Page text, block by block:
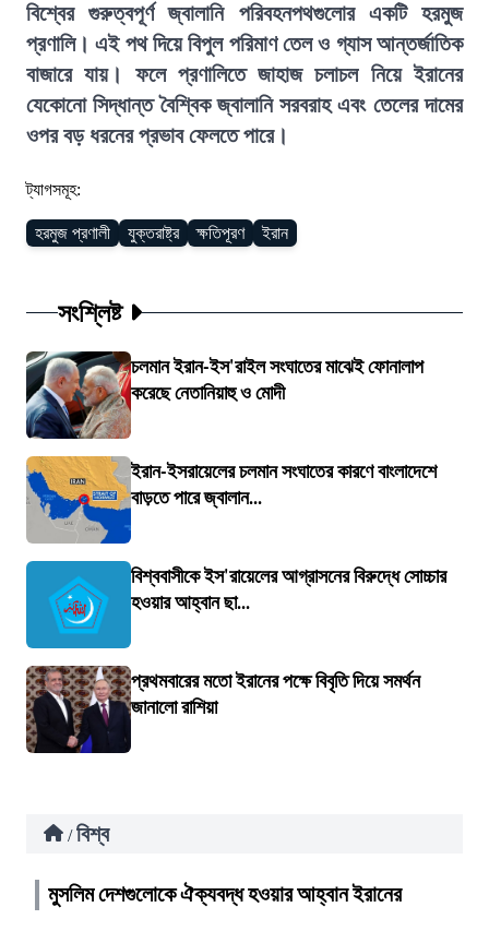
বিশ্বের গুরুত্বপূর্ণ জ্বালানি পরিবহনপথগুলোর একটি হরমুজ
প্রণালি। এই পথ দিয়ে বিপুল পরিমাণ তেল ও গ্যাস আন্তর্জাতিক
বাজারে যায়। ফলে প্রণালিতে জাহাজ চলাচল নিয়ে ইরানের
যেকোনো সিদ্ধান্ত বৈশ্বিক জ্বালানি সরবরাহ এবং তেলের দামের
ওপর বড় ধরনের প্রভাব ফেলতে পারে।
ট্যাগসমূহ:
হরমুজ প্রণালী যুক্তরাষ্ট্র ক্ষতিপূরণ ইরান
সংশ্লিষ্ট
চলমান ইরান-ইস'রাইল সংঘাতের মাঝেই ফোনালাপ
করেছে নেতানিয়াহু ও মোদী
ইরান-ইসরায়েলের চলমান সংঘাতের কারণে বাংলাদেশে
বাড়তে পারে জ্বালান...
বিশ্ববাসীকে ইস'রায়েলের আগ্রাসনের বিরুদ্ধে সোচ্চার
হওয়ার আহ্বান ছা...
প্রথমবারের মতো ইরানের পক্ষে বিবৃতি দিয়ে সমর্থন
জানালো রাশিয়া
/ বিশ্ব
মুসলিম দেশগুলোকে ঐক্যবদ্ধ হওয়ার আহ্বান ইরানের